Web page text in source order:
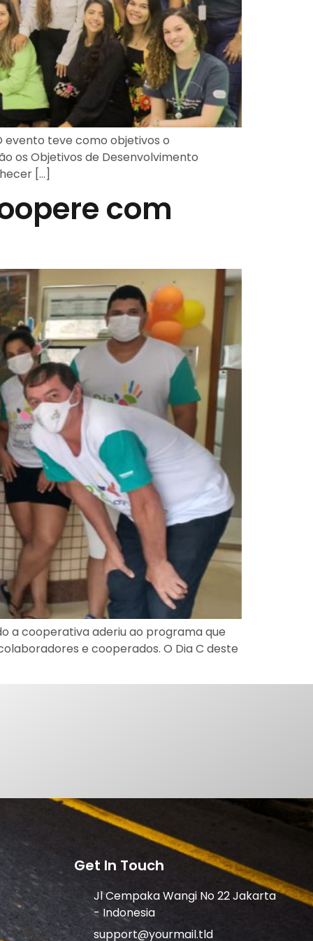
evento teve como objetivos o
os Objetivos de Desenvolvimento
[…]
com
a cooperativa aderiu ao programa que
e cooperados. O Dia C deste
Get In Touch
Jl Cempaka Wangi No 22 Jakarta
- Indonesia
support@yourmail.tld